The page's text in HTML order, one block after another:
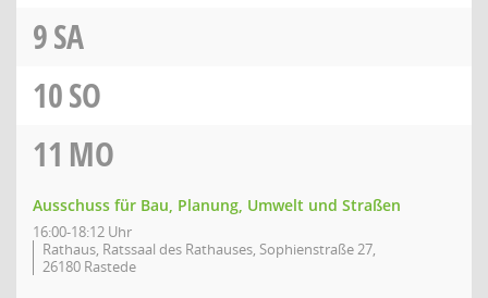
9SA
10SO
11 MO
Ausschuss für Bau, Planung, Umwelt und Straßen
16:00-18:12 Uhr
Rathaus, Ratssaal des Rathauses, Sophienstraße 27,
26180 Rastede